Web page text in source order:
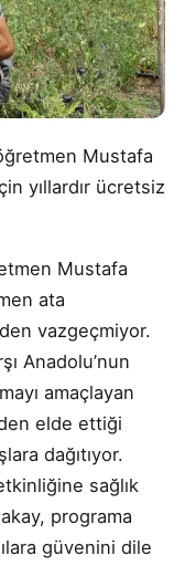
Mustafa
yıllardır ücretsiz
Mustafa
ata
vazgeçmiyor.
Anadolu’nun
amaçlayan
elde ettiği
dağıtıyor.
sağlık
programa
güvenini dile